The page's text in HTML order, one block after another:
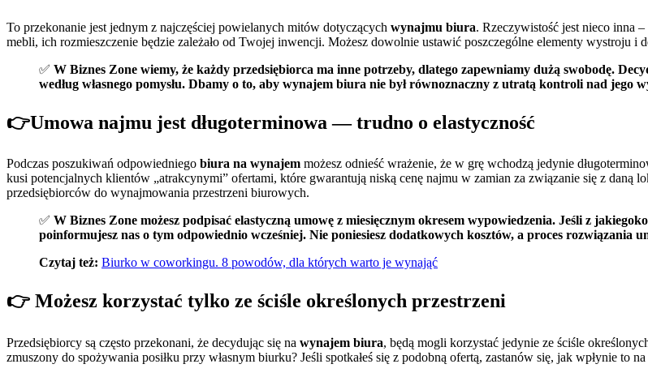
To przekonanie jest jednym z najczęściej powielanych mitów dotyczących wynajmu biura. Rzeczywistość jest nieco inna
mebli, ich rozmieszczenie będzie zależało od Twojej inwencji. Możesz dowolnie ustawić poszczególne elementy wystroju i
✅ W Biznes Zone wiemy, że każdy przedsiębiorca ma inne potrzeby, dlatego zapewniamy dużą swobodę.
według własnego pomysłu. Dbamy o to, aby wynajem biura nie był równoznaczny z utratą kontroli nad jego
👉Umowa najmu jest długoterminowa — trudno o elastyczność
Podczas poszukiwań odpowiedniego biura na wynajem możesz odnieść wrażenie, że w grę wchodzą jedynie
kusi potencjalnych klientów „atrakcynymi” ofertami, które gwarantują niską cenę najmu w zamian za związanie się z daną
przedsiębiorców do wynajmowania przestrzeni biurowych.
✅ W Biznes Zone możesz podpisać elastyczną umowę z miesięcznym okresem wypowiedzenia. Jeśli z
poinformujesz nas o tym odpowiednio wcześniej. Nie poniesiesz dodatkowych kosztów, a proces rozwiązania
Czytaj też: Biurko w coworkingu. 8 powodów, dla których warto je wynająć
👉 Możesz korzystać tylko ze ściśle określonych przestrzeni
Przedsiębiorcy są często przekonani, że decydując się na wynajem biura, będą mogli korzystać jedynie ze ściśle
zmuszony do spożywania posiłku przy własnym biurku? Jeśli spotkałeś się z podobną ofertą, zastanów się, jak wpłynie to